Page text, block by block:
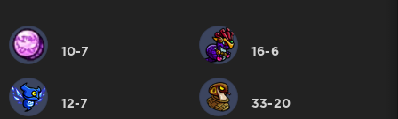
10-7 16-6
12-7 33-20